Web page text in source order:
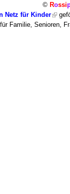
© Rossi
Netz für Kinder
für Familie, Senioren,